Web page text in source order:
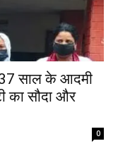
37 साल के आदमी
का सौदा और
0